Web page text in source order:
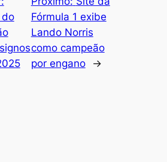
do
Fórmula 1 exibe
Lando Norris
como campeão
por engano
→